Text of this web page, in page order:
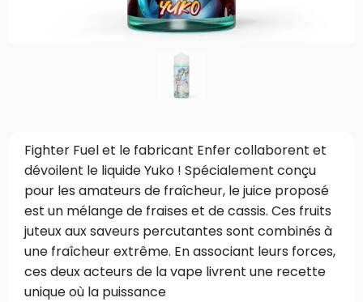
Fighter Fuel et le fabricant Enfer collaborent et
dévoilent le liquide Yuko ! Spécialement conçu
pour les amateurs de fraîcheur, le juice proposé
est un mélange de fraises et de cassis. Ces fruits
juteux aux saveurs percutantes sont combinés à
une fraîcheur extrême. En associant leurs forces,
ces deux acteurs de la vape livrent une recette
unique où la puissance